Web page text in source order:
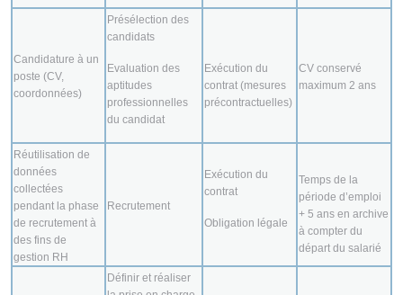
Candidature à un
poste (CV,
coordonnées)
Présélection des
candidats
Evaluation des
aptitudes
professionnelles
du candidat
Exécution du
contrat (mesures
précontractuelles)
CV conservé
maximum 2 ans
Réutilisation de
données
collectées
pendant la phase
de recrutement à
des fins de
gestion RH
Recrutement
Exécution du
contrat
Obligation légale
Temps de la
période d’emploi
+ 5 ans en archive
à compter du
départ du salarié
Définir et réaliser